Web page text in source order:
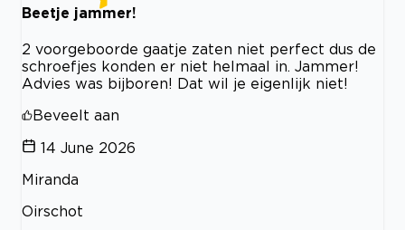
Beetje jammer!
2 voorgeboorde gaatje zaten niet perfect dus de
schroefjes konden er niet helmaal in. Jammer!
Advies was bijboren! Dat wil je eigenlijk niet!
Beveelt aan
14 June 2026
Miranda
Oirschot